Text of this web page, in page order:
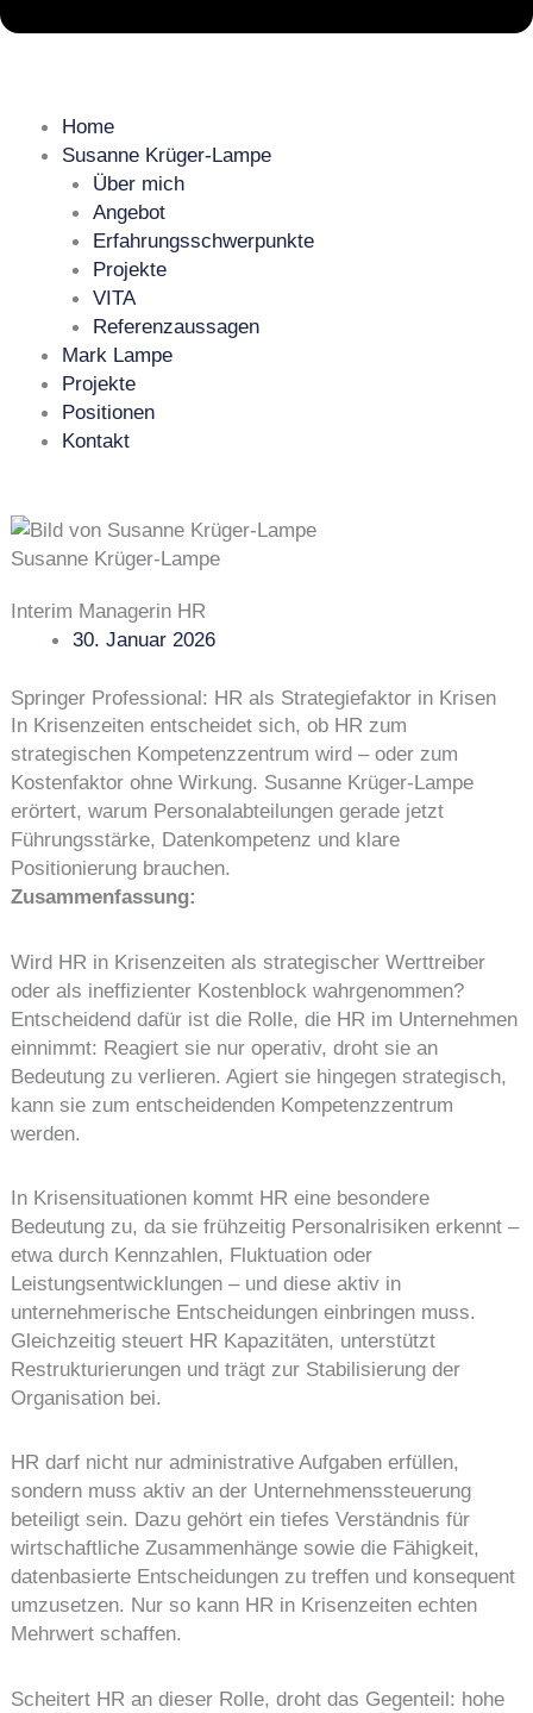
Home
Susanne Krüger-Lampe
Über mich
Angebot
Erfahrungsschwerpunkte
Projekte
VITA
Referenzaussagen
Mark Lampe
Projekte
Positionen
Kontakt
Susanne Krüger-Lampe
Interim Managerin HR
30. Januar 2026
Springer Professional: HR als Strategiefaktor in Krisen
In Krisenzeiten entscheidet sich, ob HR zum
strategischen Kompetenzzentrum wird – oder zum
Kostenfaktor ohne Wirkung. Susanne Krüger-Lampe
erörtert, warum Personalabteilungen gerade jetzt
Führungsstärke, Datenkompetenz und klare
Positionierung brauchen.
Zusammenfassung:
Wird HR in Krisenzeiten als strategischer Werttreiber
oder als ineffizienter Kostenblock wahrgenommen?
Entscheidend dafür ist die Rolle, die HR im Unternehmen
einnimmt: Reagiert sie nur operativ, droht sie an
Bedeutung zu verlieren. Agiert sie hingegen strategisch,
kann sie zum entscheidenden Kompetenzzentrum
werden.
In Krisensituationen kommt HR eine besondere
Bedeutung zu, da sie frühzeitig Personalrisiken erkennt –
etwa durch Kennzahlen, Fluktuation oder
Leistungsentwicklungen – und diese aktiv in
unternehmerische Entscheidungen einbringen muss.
Gleichzeitig steuert HR Kapazitäten, unterstützt
Restrukturierungen und trägt zur Stabilisierung der
Organisation bei.
HR darf nicht nur administrative Aufgaben erfüllen,
sondern muss aktiv an der Unternehmenssteuerung
beteiligt sein. Dazu gehört ein tiefes Verständnis für
wirtschaftliche Zusammenhänge sowie die Fähigkeit,
datenbasierte Entscheidungen zu treffen und konsequent
umzusetzen. Nur so kann HR in Krisenzeiten echten
Mehrwert schaffen.
Scheitert HR an dieser Rolle, droht das Gegenteil: hohe